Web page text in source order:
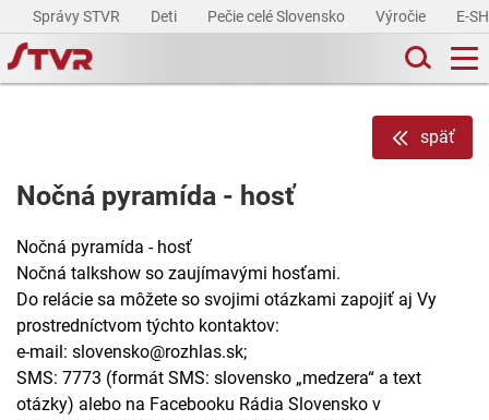
Správy STVR Deti Pečie celé Slovensko Výročie E-
späť
Nočná pyramída - hosť
Nočná pyramída - hosť
Nočná talkshow so zaujímavými hosťami.
Do relácie sa môžete so svojimi otázkami zapojiť aj Vy
prostredníctvom týchto kontaktov:
e-mail: slovensko@rozhlas.sk;
SMS: 7773 (formát SMS: slovensko „medzera“ a text
otázky) alebo na Facebooku Rádia Slovensko v